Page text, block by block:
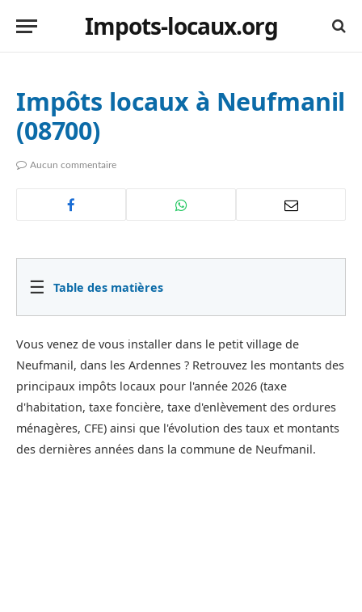
Impots-locaux.org
Impôts locaux à Neufmanil
(08700)
Aucun commentaire
☰ Table des matières
Vous venez de vous installer dans le petit village de
Neufmanil, dans les Ardennes ? Retrouvez les montants des
principaux impôts locaux pour l'année 2026 (taxe
d'habitation, taxe foncière, taxe d'enlèvement des ordures
ménagères, CFE) ainsi que l'évolution des taux et montants
des dernières années dans la commune de Neufmanil.